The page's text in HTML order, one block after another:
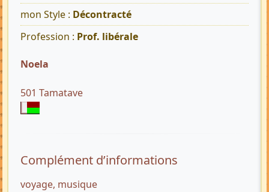
mon Style : Décontracté
Profession : Prof. libérale
Noela
501 Tamatave
Complément d’informations
voyage, musique